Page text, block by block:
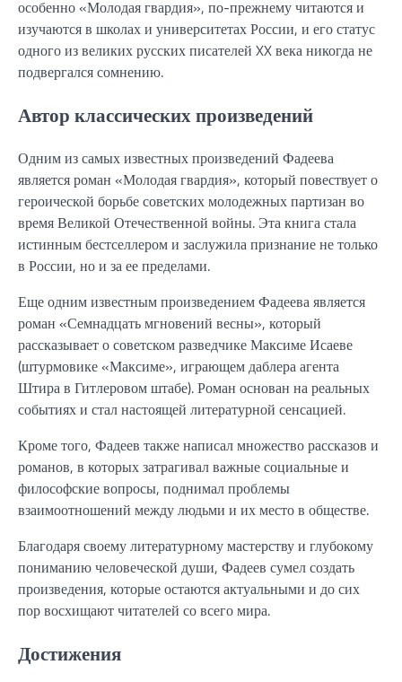
особенно «Молодая гвардия», по-прежнему читаются и
изучаются в школах и университетах России, и его статус
одного из великих русских писателей XX века никогда не
подвергался сомнению.
Автор классических произведений
Одним из самых известных произведений Фадеева
является роман «Молодая гвардия», который повествует о
героической борьбе советских молодежных партизан во
время Великой Отечественной войны. Эта книга стала
истинным бестселлером и заслужила признание не только
в России, но и за ее пределами.
Еще одним известным произведением Фадеева является
роман «Семнадцать мгновений весны», который
рассказывает о советском разведчике Максиме Исаеве
(штурмовике «Максиме», играющем даблера агента
Штира в Гитлеровом штабе). Роман основан на реальных
событиях и стал настоящей литературной сенсацией.
Кроме того, Фадеев также написал множество рассказов и
романов, в которых затрагивал важные социальные и
философские вопросы, поднимал проблемы
взаимоотношений между людьми и их место в обществе.
Благодаря своему литературному мастерству и глубокому
пониманию человеческой души, Фадеев сумел создать
произведения, которые остаются актуальными и до сих
пор восхищают читателей со всего мира.
Достижения